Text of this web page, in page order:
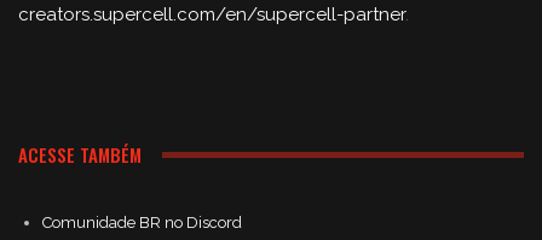
creators.supercell.com/en/supercell-partner.
ACESSE TAMBÉM
Comunidade BR no Discord